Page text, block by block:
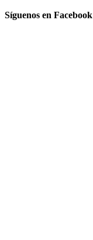
Síguenos en Facebook